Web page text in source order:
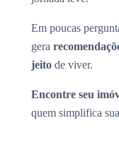
Em poucas
gera
jeito de viver.
Encontre seu
quem simplifica